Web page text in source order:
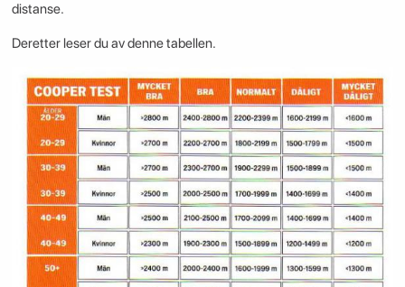
distanse.
Deretter leser du av denne tabellen.